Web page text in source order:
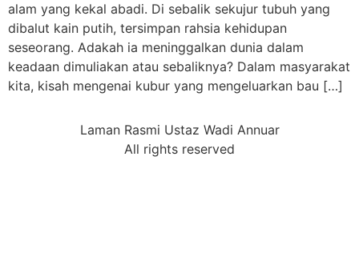
alam yang kekal abadi. Di sebalik sekujur tubuh yang
dibalut kain putih, tersimpan rahsia kehidupan
seseorang. Adakah ia meninggalkan dunia dalam
keadaan dimuliakan atau sebaliknya? Dalam masyarakat
kita, kisah mengenai kubur yang mengeluarkan bau […]
Laman Rasmi Ustaz Wadi Annuar
All rights reserved